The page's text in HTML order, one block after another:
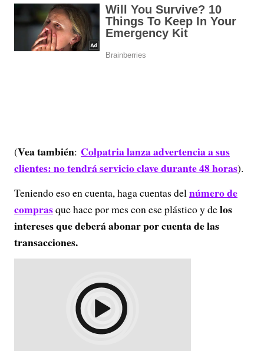
(Vea también: Colpatria lanza advertencia a sus
clientes: no tendrá servicio clave durante 48 horas).
Teniendo eso en cuenta, haga cuentas delnúmero de
comprasque hace por mes con ese plástico y delos
intereses que deberá abonar por cuenta de las
transacciones.